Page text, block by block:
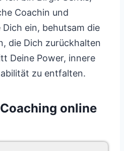
Coachin und
ein, behutsam die
die Dich zurückhalten
Deine Power, innere
zu entfalten.
online